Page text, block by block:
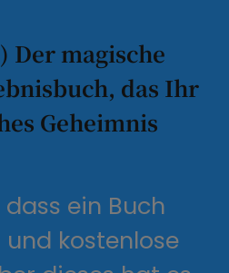
Der magische
das Ihr
Geheimnis
ein Buch
kostenlose